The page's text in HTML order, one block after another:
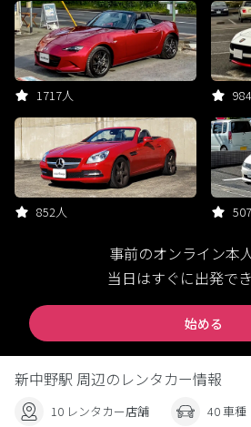
1717人
852人
事前のオンライン本
当日はすぐに出発で
始める
新中野駅 周辺のレンタカー情報
10 レンタカー店舗 40 車種